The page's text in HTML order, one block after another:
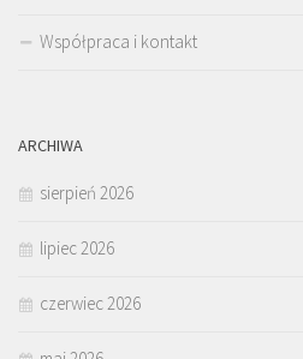
Współpraca i kontakt
ARCHIWA
sierpień 2026
lipiec 2026
czerwiec 2026